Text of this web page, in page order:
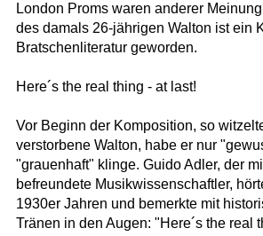
London Proms waren anderer
des damals 26-jährigen Walton ist ein
Bratschenliteratur geworden.
Here´s the real thing - at last!
Vor Beginn der Komposition, so
verstorbene Walton, habe er nur
"grauenhaft" klinge. Guido Adler, der
befreundete Musikwissenschaftler,
1930er Jahren und bemerkte mit
Tränen in den Augen: "Here´s the real